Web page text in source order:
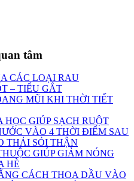
tâm
CÁC LOẠI RAU
– TIỂU GẮT
MŨI KHI THỜI TIẾT
GIÚP SẠCH RUỘT
VÀO 4 THỜI ĐIỂM SAU
THẢI SỎI THẬN
GIÚP GIẢM NÓNG
HÈ
CÁCH THOA DẦU VÀO